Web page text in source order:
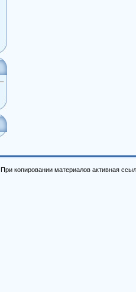
При копировании материалов активная